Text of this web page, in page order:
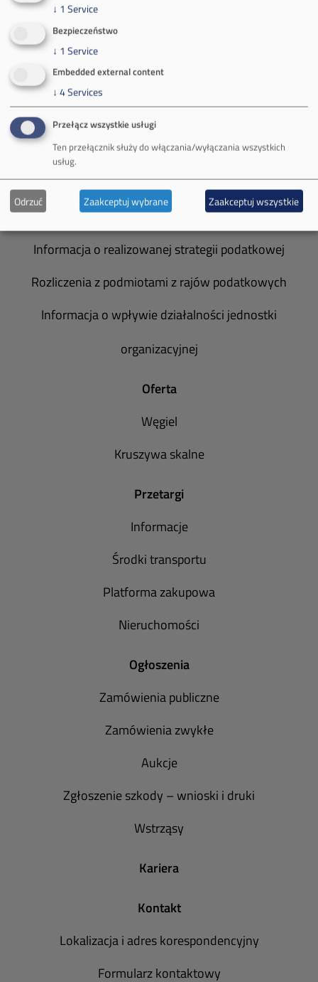
Spółka Południowy Koncern Węglowy
Zakład Górniczy Brzeszcze
Zakład Górniczy Janina
Zakład Górniczy Sobieski
Galeria zdjęć
Informacja o realizowanej strategii podatkowej
Rozliczenia z podmiotami z rajów podatkowych
Informacja o wpływie działalności jednostki
organizacyjnej
Oferta
Węgiel
Kruszywa skalne
Przetargi
Informacje
Środki transportu
Platforma zakupowa
Nieruchomości
Ogłoszenia
Zamówienia publiczne
Zamówienia zwykłe
Aukcje
Zgłoszenie szkody – wnioski i druki
Wstrząsy
Kariera
Kontakt
Lokalizacja i adres korespondencyjny
Formularz kontaktowy
↓ 1 Service
Bezpieczeństwo
↓ 1 Service
Embedded external content
↓ 4Services
Przełącz wszystkie usługi
Ten przełącznik służy do włączania/wyłączania wszystkich
usług.
Odrzuć Zaakceptuj wybrane Zaakceptuj wszystkie